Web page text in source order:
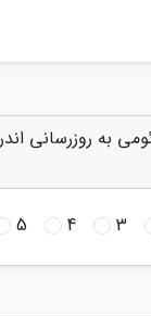
3
4
5